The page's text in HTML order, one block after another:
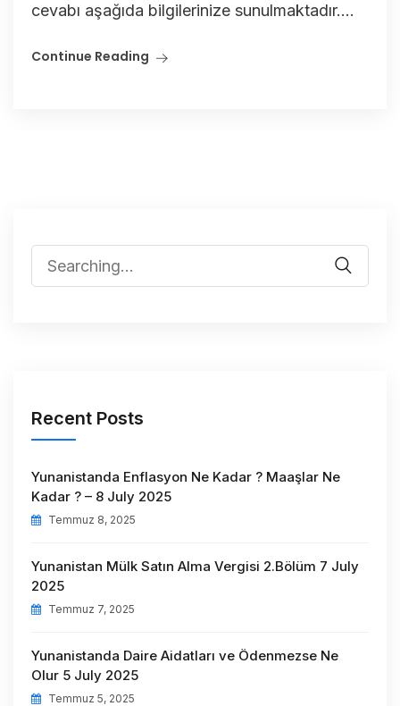
cevabı aşağıda bilgilerinize sunulmaktadır....
Continue Reading
Recent Posts
Yunanistanda Enflasyon Ne Kadar ? Maaşlar Ne
Kadar ? – 8 July 2025
Temmuz 8, 2025
Yunanistan Mülk Satın Alma Vergisi 2.Bölüm 7 July
2025
Temmuz 7, 2025
Yunanistanda Daire Aidatları ve Ödenmezse Ne
Olur 5 July 2025
Temmuz 5, 2025